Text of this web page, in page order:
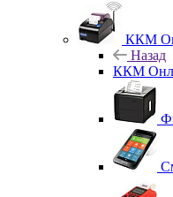
ККМ
Назад
ККМ